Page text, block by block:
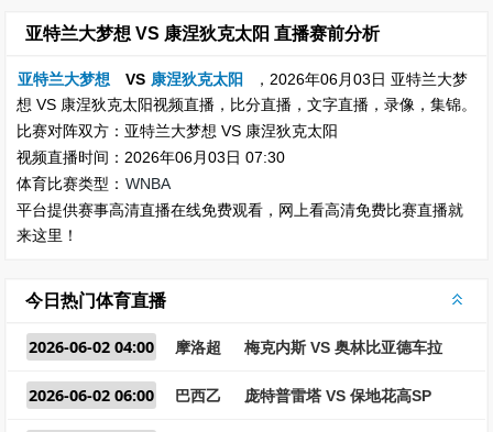
亚特兰大梦想 VS 康涅狄克太阳 直播赛前分析
亚特兰大梦想 VS 康涅狄克太阳
，2026年06月03日 亚特兰大梦
想 VS 康涅狄克太阳视频直播，比分直播，文字直播，录像，集锦。
比赛对阵双方：亚特兰大梦想 VS 康涅狄克太阳
视频直播时间：2026年06月03日 07:30
体育比赛类型： WNBA
平台提供赛事高清直播在线免费观看，网上看高清免费比赛直播就
来这里！
今日热门体育直播
2026-06-02 04:00 摩洛超 梅克内斯 VS 奥林比亚德车拉
2026-06-02 06:00 巴西乙 庞特普雷塔 VS 保地花高SP